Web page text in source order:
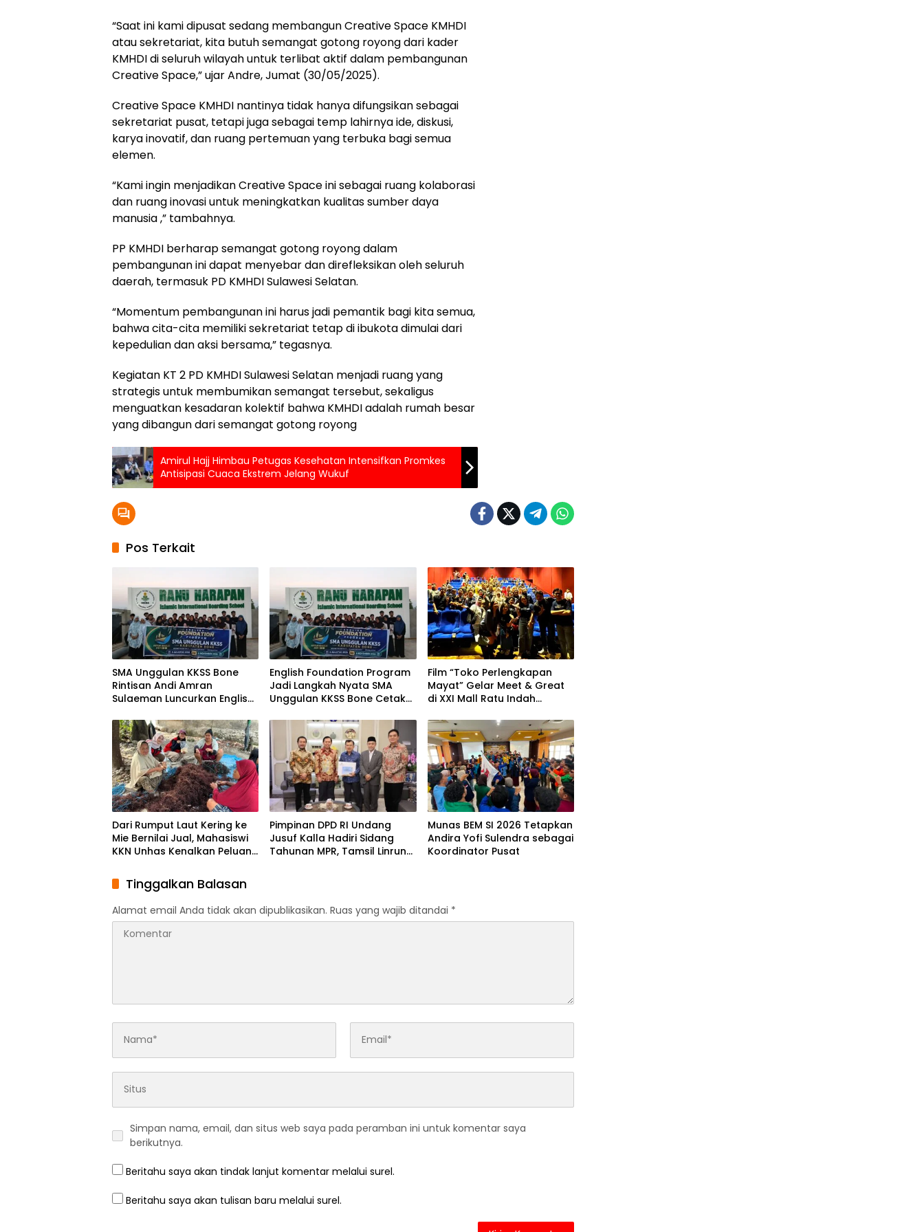
“Saat ini kami dipusat sedang membangun Creative Space KMHDI
atau sekretariat, kita butuh semangat gotong royong dari kader
KMHDI di seluruh wilayah untuk terlibat aktif dalam pembangunan
Creative Space,” ujar Andre, Jumat (30/05/2025).
Creative Space KMHDI nantinya tidak hanya difungsikan sebagai
sekretariat pusat, tetapi juga sebagai temp lahirnya ide, diskusi,
karya inovatif, dan ruang pertemuan yang terbuka bagi semua
elemen.
“Kami ingin menjadikan Creative Space ini sebagai ruang kolaborasi
dan ruang inovasi untuk meningkatkan kualitas sumber daya
manusia ,” tambahnya.
PP KMHDI berharap semangat gotong royong dalam
pembangunan ini dapat menyebar dan direfleksikan oleh seluruh
daerah, termasuk PD KMHDI Sulawesi Selatan.
“Momentum pembangunan ini harus jadi pemantik bagi kita semua,
bahwa cita-cita memiliki sekretariat tetap di ibukota dimulai dari
kepedulian dan aksi bersama,” tegasnya.
Kegiatan KT 2 PD KMHDI Sulawesi Selatan menjadi ruang yang
strategis untuk membumikan semangat tersebut, sekaligus
menguatkan kesadaran kolektif bahwa KMHDI adalah rumah besar
yang dibangun dari semangat gotong royong
Amirul Hajj Himbau Petugas Kesehatan Intensifkan Promkes
Antisipasi Cuaca Ekstrem Jelang Wukuf
Pos Terkait
SMA Unggulan KKSS Bone
Rintisan Andi Amran
Sulaeman Luncurkan English
English Foundation Program
Jadi Langkah Nyata SMA
Unggulan KKSS Bone Cetak
Global
Film “Toko Perlengkapan
Mayat” Gelar Meet & Great
di XXI Mall Ratu Indah
Dari Rumput Laut Kering ke
Mie Bernilai Jual, Mahasiswi
KKN Unhas Kenalkan Peluang
Desa Baruga
Pimpinan DPD RI Undang
Jusuf Kalla Hadiri Sidang
Tahunan MPR, Tamsil Linrung:
Munas BEM SI 2026 Tetapkan
Andira Yofi Sulendra sebagai
Koordinator Pusat
Tinggalkan Balasan
Alamat email Anda tidak akan dipublikasikan. Ruas yang wajib ditandai *
Simpan nama, email, dan situs web saya pada peramban ini untuk komentar saya
berikutnya.
Beritahu saya akan tindak lanjut komentar melalui surel.
Beritahu saya akan tulisan baru melalui surel.